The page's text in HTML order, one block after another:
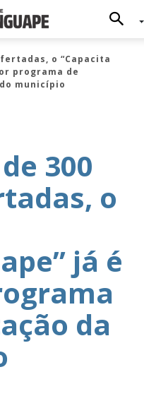
o “Capacita
programa de
município
300
o
já é
da